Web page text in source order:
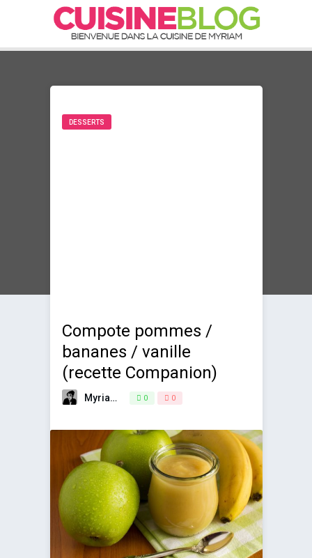
DESSERTS
Compote pommes /
bananes / vanille
(recette Companion)
Myriam 18 octobre 2017
0 0